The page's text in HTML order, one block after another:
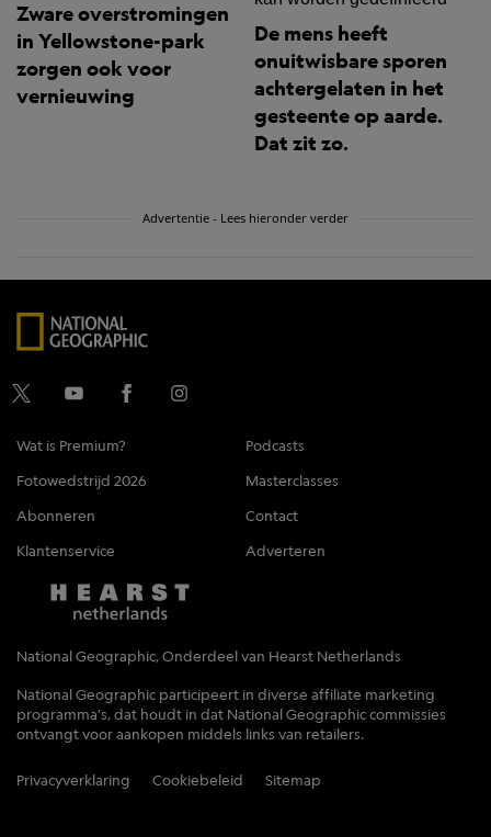
Zware overstromingen
in Yellowstone-park
zorgen ook voor
vernieuwing
De mens heeft
onuitwisbare sporen
achtergelaten in het
gesteente op aarde.
Dat zit zo.
Advertentie - Lees hieronder verder
Wat is Premium?
Podcasts
Fotowedstrijd 2026
Masterclasses
Abonneren
Contact
Klantenservice
Adverteren
National Geographic, Onderdeel van Hearst Netherlands
National Geographic participeert in diverse affiliate marketing
programma's, dat houdt in dat National Geographic commissies
ontvangt voor aankopen middels links van retailers.
Privacyverklaring Cookiebeleid Sitemap